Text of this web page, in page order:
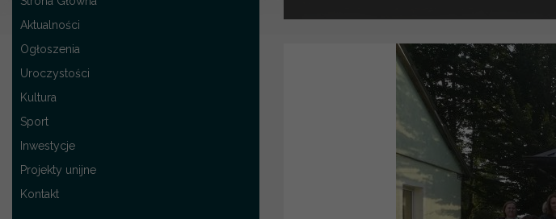
Aktualności
Ogłoszenia
Uroczystości
Kultura
Sport
Inwestycje
Projekty unijne
Kontakt